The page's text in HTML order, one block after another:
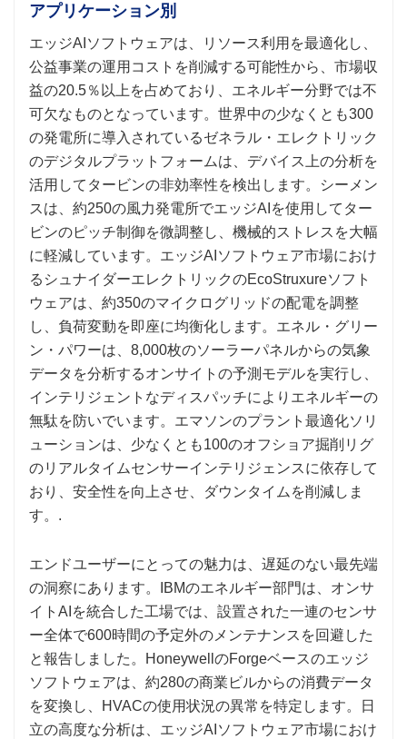
アプリケーション別
エッジAIソフトウェアは、リソース利用を最適化し、
公益事業の運用コストを削減する可能性から、市場収
益の20.5％以上を占めており、エネルギー分野では不
可欠なものとなっています。世界中の少なくとも300
の発電所に導入されているゼネラル・エレクトリック
のデジタルプラットフォームは、デバイス上の分析を
活用してタービンの非効率性を検出します。シーメン
スは、約250の風力発電所でエッジAIを使用してター
ビンのピッチ制御を微調整し、機械的ストレスを大幅
に軽減しています。エッジAIソフトウェア市場におけ
るシュナイダーエレクトリックのEcoStruxureソフト
ウェアは、約350のマイクログリッドの配電を調整
し、負荷変動を即座に均衡化します。エネル・グリー
ン・パワーは、8,000枚のソーラーパネルからの気象
データを分析するオンサイトの予測モデルを実行し、
インテリジェントなディスパッチによりエネルギーの
無駄を防いでいます。エマソンのプラント最適化ソリ
ューションは、少なくとも100のオフショア掘削リグ
のリアルタイムセンサーインテリジェンスに依存して
おり、安全性を向上させ、ダウンタイムを削減しま
す。.
エンドユーザーにとっての魅力は、遅延のない最先端
の洞察にあります。IBMのエネルギー部門は、オンサ
イトAIを統合した工場では、設置された一連のセンサ
ー全体で600時間の予定外のメンテナンスを回避した
と報告しました。HoneywellのForgeベースのエッジ
ソフトウェアは、約280の商業ビルからの消費データ
を変換し、HVACの使用状況の異常を特定します。日
立の高度な分析は、エッジAIソフトウェア市場におけ